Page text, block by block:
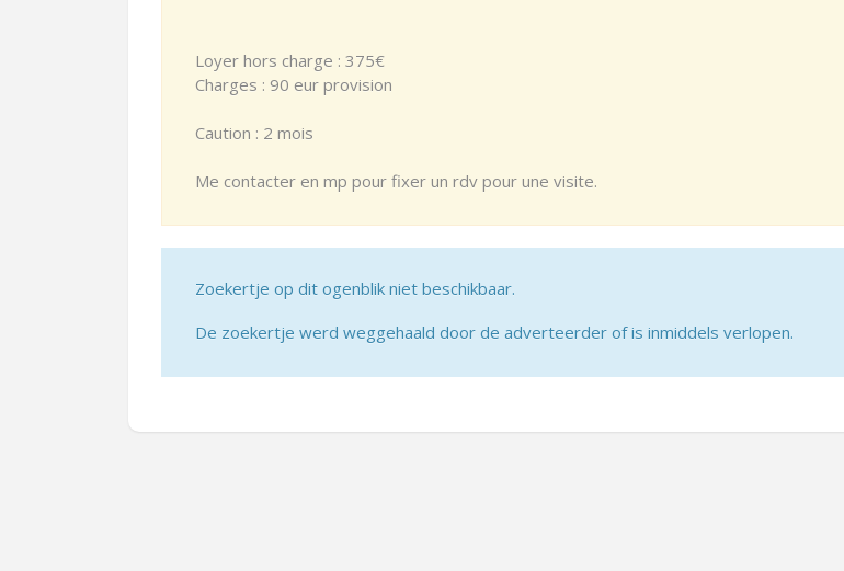
Loyer hors charge : 375€
Charges : 90 eur provision
Caution : 2 mois
Me contacter en mp pour fixer un rdv pour une visite.
Zoekertje op dit ogenblik niet beschikbaar.
De zoekertje werd weggehaald door de adverteerder of is inmiddels verlopen.